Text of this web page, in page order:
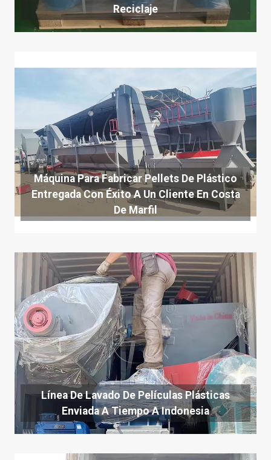
Reciclaje
Máquina Para Fabricar Pellets De Plástico
Entregada Con Éxito A Un Cliente En Costa
De Marfil
Línea De Lavado De Películas Plásticas
Enviada A Tiempo A Indonesia